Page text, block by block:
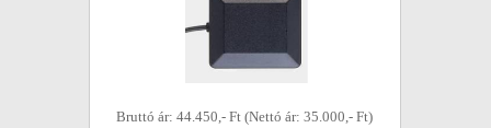
Bruttó ár: 44.450,- Ft (Nettó ár: 35.000,- Ft)